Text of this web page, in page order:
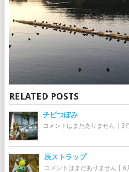
RELATED POSTS
チビつぼみ
コメントはまだありません 3
辰ストラップ
コメントはまだありません 6